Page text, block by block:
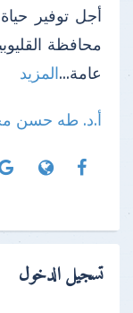
أجل توفير
محافظة
عامة...المزيد
أ.د. طه حسن
تسجيل الدخول